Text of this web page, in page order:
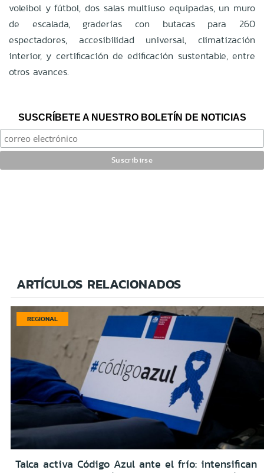
voleibol y fútbol, dos salas multiuso equipadas, un muro
de escalada, graderías con butacas para 260
espectadores, accesibilidad universal, climatización
interior, y certificación de edificación sustentable, entre
otros avances.
SUSCRÍBETE A NUESTRO BOLETÍN DE NOTICIAS
ARTÍCULOS RELACIONADOS
REGIONAL
Talca activa Código Azul ante el frío: intensifican